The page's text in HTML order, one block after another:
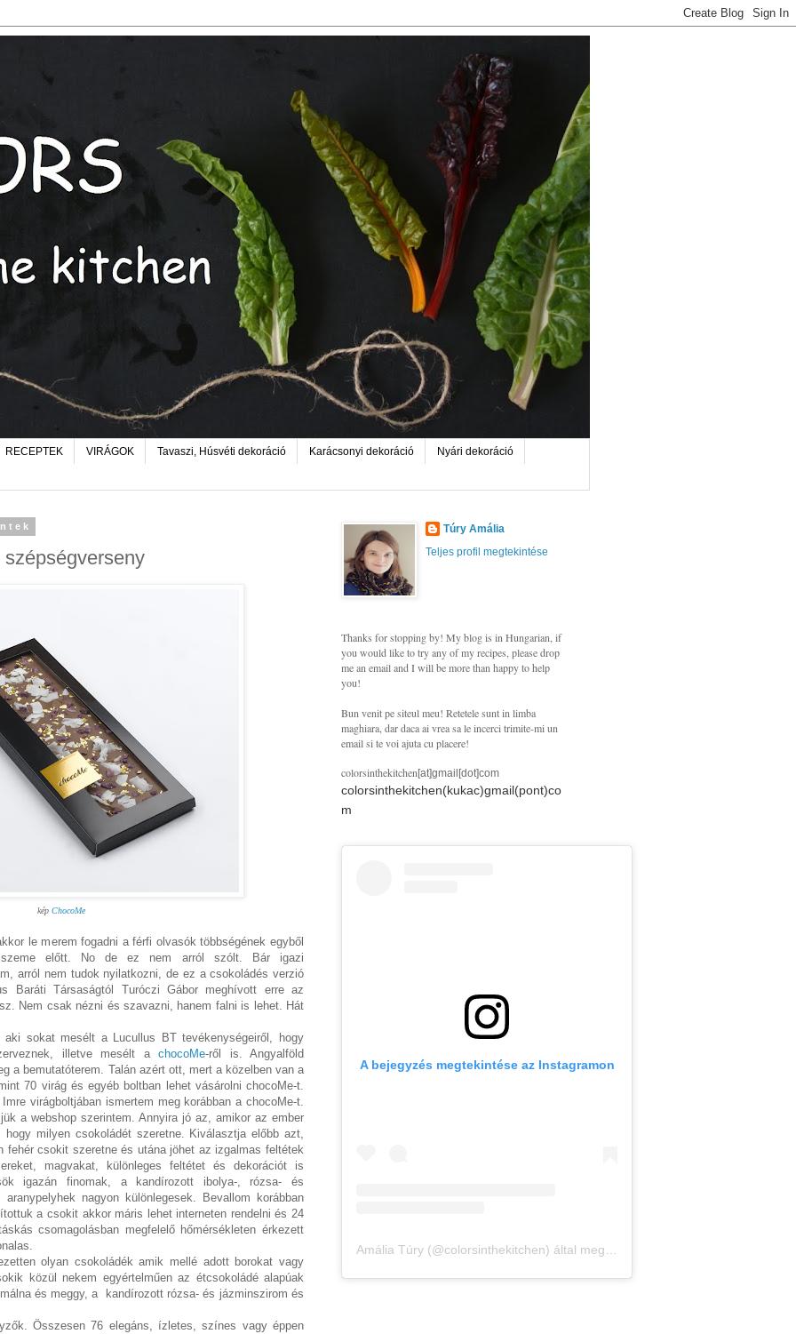
RECEPTEK VIRÁGOK Tavaszi, Húsvéti dekoráció Karácsonyi dekoráció Nyári dekoráció
kép ChocoMe
le merem fogadni a férfi olvasók többségének egyből
előtt. No de ez nem arról szólt. Bár igazi
arról nem tudok nyilatkozni, de ez a csokoládés verzió
Baráti Társaságtól Turóczi Gábor meghívott erre az
Nem csak nézni és szavazni, hanem falni is lehet. Hát
aki sokat mesélt a Lucullus BT tevékenységeiről, hogy
illetve mesélt achocoMe-ről is. Angyalföld
a bemutatóterem. Talán azért ott, mert a közelben van a
70 virág és egyéb boltban lehet vásárolni chocoMe-t.
virágboltjában ismertem meg korábban a chocoMe-t.
a webshop szerintem. Annyira jó az, amikor az ember
milyen csokoládét szeretne. Kiválasztja előbb azt,
fehér csokit szeretne és utána jöhet az izgalmas feltétek
magvakat, különleges feltétet és dekorációt is
igazán finomak, a kandírozott ibolya-, rózsa- és
nagyon különlegesek. Bevallom korábban
a csokit akkor máris lehet interneten rendelni és 24
csomagolásban megfelelő hőmérsékleten érkezett
olyan csokoládék amik mellé adott borokat vagy
közül nekem egyértelműen az étcsokoládé alapúak
és meggy, a kandírozott rózsa- és jázminszirom és
Összesen 76 elegáns, ízletes, színes vagy éppen
Túry Amália
Teljes profil megtekintése
Thanks for stopping by! My blog is in Hungarian, if
you would like to try any of my recipes, please drop
me an email and I will be more than happy to help
you!
Bun venit pe siteul meu! Retetele sunt in limba
maghiara, dar daca ai vrea sa le incerci trimite-mi un
email si te voi ajuta cu placere!
colorsinthekitchen[at]gmail[dot]com
colorsinthekitchen(kukac)gmail(pont)co
m
A bejegyzés megtekintése az Instagramon
Amália Túry (@colorsinthekitchen) által megosztott bejegyzés